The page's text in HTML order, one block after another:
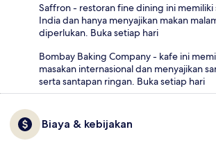
Saffron - restoran fine dining ini memiliki
India dan hanya menyajikan makan
diperlukan. Buka setiap hari
Bombay Baking Company - kafe ini
masakan internasional dan menyajikan
serta santapan ringan. Buka setiap hari
Biaya & kebijakan